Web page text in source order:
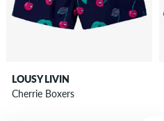
LOUSY LIVIN
Cherrie Boxers